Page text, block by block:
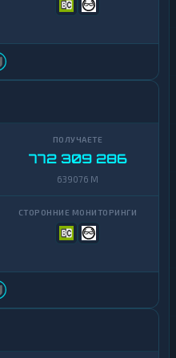
772 309 286
639076 M